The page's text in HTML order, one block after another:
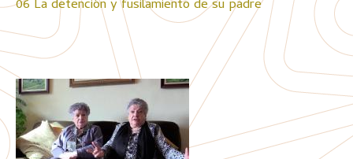
06 La detención y fusilamiento de su padre